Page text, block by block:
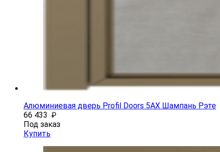
Алюминиевая дверь Profil Doors 5AX Шампань Рэте
66 433 ₽
Под заказ
Купить